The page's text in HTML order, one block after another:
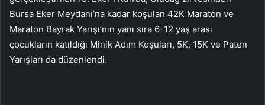
Bursa Eker Meydanı’na kadar koşulan 42K Maraton ve
Maraton Bayrak Yarışı’nın yanı sıra 6-12 yaş arası
çocukların katıldığı Minik Adım Koşuları, 5K, 15K ve Paten
Yarışları da düzenlendi.